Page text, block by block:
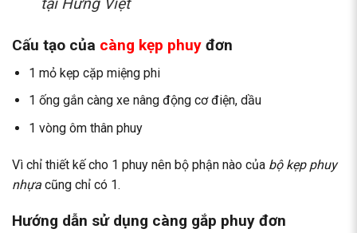
tại Hưng Việt
Cấu tạo của càng kẹp phuy đơn
1 mỏ kẹp cặp miệng phi
1 ống gắn càng xe nâng động cơ điện, dầu
1 vòng ôm thân phuy
Vì chỉ thiết kế cho 1 phuy nên bộ phận nào của bộ kẹp phuy
nhựa cũng chỉ có 1.
Hướng dẫn sử dụng càng gắp phuy đơn